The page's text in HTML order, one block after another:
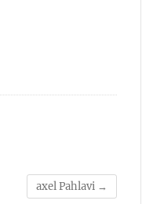
axel Pahlavi →